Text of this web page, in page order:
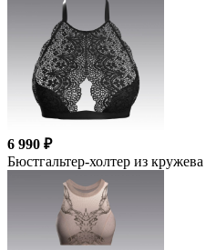
6 990 ₽
Бюстгальтер-холтер из